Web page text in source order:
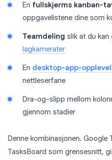
En fullskjerms kanban-
oppgavelistene dine som
Teamdeling slik at du kan
lagkamerater
En desktop-app-
nettleserfane
Dra-og-slipp mellom
gjennom stadier
Denne kombinasjonen. Google
TasksBoard som grensesnitt,